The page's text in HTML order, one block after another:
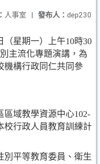
發布人： dep230
人事室 |
（星期一）上午10時30
主流化專題演講，為
機構行政同仁共同參
域教學資源中心102-
校行政人員教育訓練計
別平等教育委員、衛生